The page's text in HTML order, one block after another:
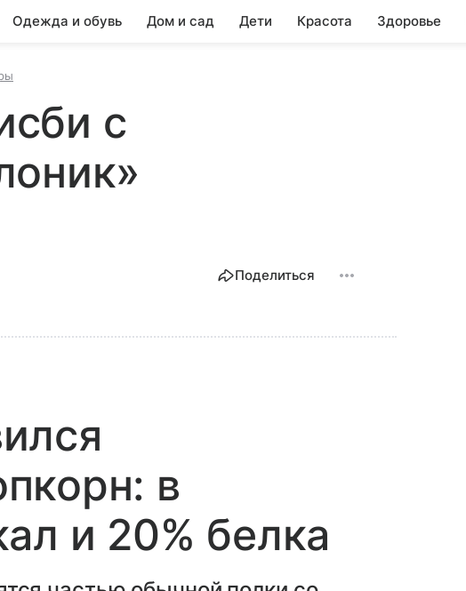
Одежда и обувь Дом и сад Дети Красота Здоровье
с
Поделиться
в
и 20% белка